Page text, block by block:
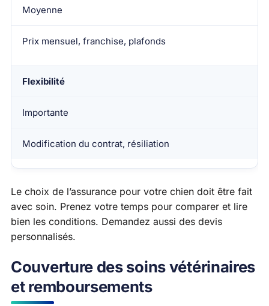
Moyenne
Prix mensuel, franchise, plafonds
Flexibilité
Importante
Modification du contrat, résiliation
Le choix de l’assurance pour votre chien doit être fait
avec soin. Prenez votre temps pour comparer et lire
bien les conditions. Demandez aussi des devis
personnalisés.
Couverture des soins vétérinaires
et remboursements